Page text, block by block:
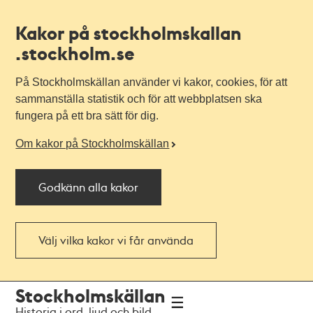
Kakor på stockholmskallan
.stockholm.se
På Stockholmskällan använder vi kakor, cookies, för att
sammanställa statistik och för att webbplatsen ska
fungera på ett bra sätt för dig.
Om kakor på Stockholmskällan
Godkänn alla kakor
Välj vilka kakor vi får använda
navigationen
huvudinnehållet
Stockholmskällan